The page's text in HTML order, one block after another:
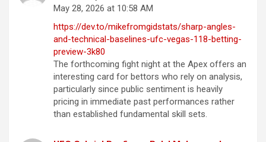
May 28, 2026 at 10:58 AM
https://dev.to/mikefromgidstats/sharp-angles-
and-technical-baselines-ufc-vegas-118-betting-
preview-3k80
The forthcoming fight night at the Apex offers an
interesting card for bettors who rely on analysis,
particularly since public sentiment is heavily
pricing in immediate past performances rather
than established fundamental skill sets.